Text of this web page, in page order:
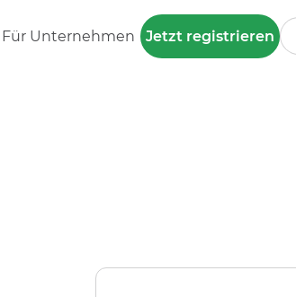
Für Unternehmen Jetzt registrieren